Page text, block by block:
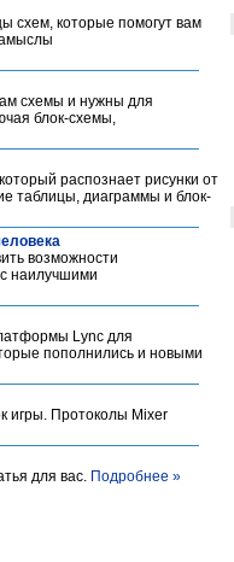
схем, которые помогут вам
схемы и нужны для
блок-схемы,
распознает рисунки от
таблицы, диаграммы и блок-
возможности
наилучшими
Lync для
пополнились и новыми
игры. Протоколы Mixer
для вас. Подробнее »